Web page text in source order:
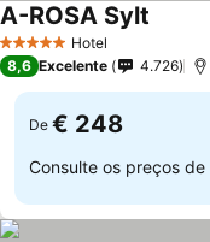
5 Estrelas Hotel
A-ROSA Sylt
8,6 Excelente 4.726
De € 248
Consulte os preços de